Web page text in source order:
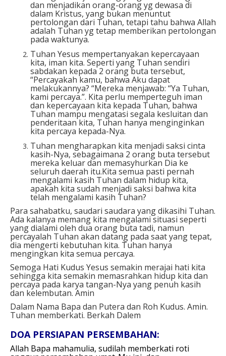
dan menjadikan orang-orang yg dewasa di
dalam Kristus, yang bukan menuntut
pertolongan dari Tuhan, tetapi tahu bahwa Allah
adalah Tuhan yg tetap memberikan pertolongan
pada waktunya.
Tuhan Yesus mempertanyakan kepercayaan
kita, iman kita. Seperti yang Tuhan sendiri
sabdakan kepada 2 orang buta tersebut,
“Percayakah kamu, bahwa Aku dapat
melakukannya? “Mereka menjawab: “Ya Tuhan,
kami percaya.”. Kita perlu memperteguh iman
dan kepercayaan kita kepada Tuhan, bahwa
Tuhan mampu mengatasi segala kesluitan dan
penderitaan kita, Tuhan hanya menginginkan
kita percaya kepada-Nya.
Tuhan mengharapkan kita menjadi saksi cinta
kasih-Nya, sebagaimana 2 orang buta tersebut
mereka keluar dan memasyhurkan Dia ke
seluruh daerah itu.Kita semua pasti pernah
mengalami kasih Tuhan dalam hidup kita,
apakah kita sudah menjadi saksi bahwa kita
telah mengalami kasih Tuhan?
Para sahabatku, saudari saudara yang dikasihi Tuhan.
Ada kalanya memang kita mengalami situasi seperti
yang dialami oleh dua orang buta tadi, namun
percayalah Tuhan akan datang pada saat yang tepat,
dia mengerti kebutuhan kita. Tuhan hanya
mengingkan kita semua percaya.
Semoga Hati Kudus Yesus semakin merajai hati kita
sehingga kita semakin memasrahkan hidup kita dan
percaya pada karya tangan-Nya yang penuh kasih
dan kelembutan. Amin
Dalam Nama Bapa dan Putera dan Roh Kudus. Amin.
Tuhan memberkati. Berkah Dalem
DOA PERSIAPAN PERSEMBAHAN:
Allah Bapa mahamulia, sudilah memberkati roti